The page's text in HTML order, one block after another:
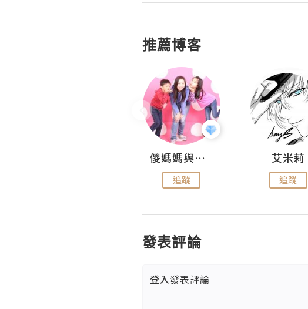
推薦博客
儍媽媽與兩隻小魔怪之家
追蹤
艾米莉
追蹤
發表評論
登入發表評論